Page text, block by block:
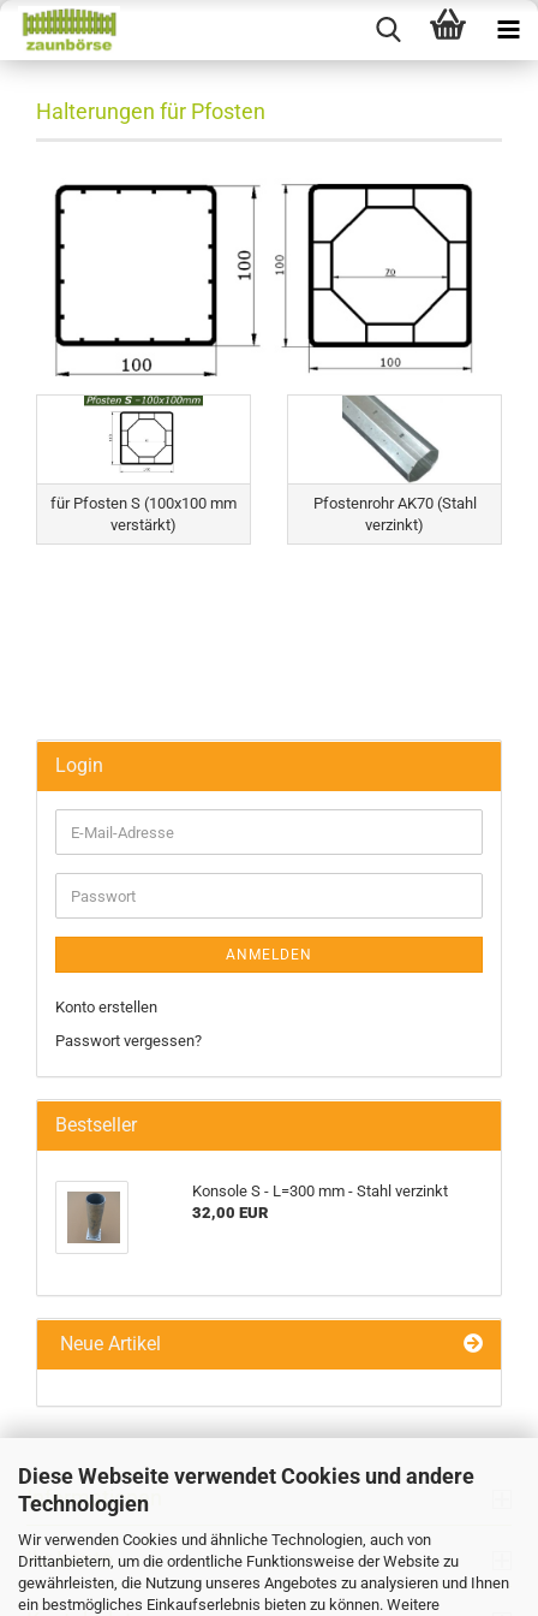
Diese Webseite verwendet Cookies und andere
Technologien
Wir verwenden Cookies und ähnliche Technologien, auch von
Drittanbietern, um die ordentliche Funktionsweise der Website zu
gewährleisten, die Nutzung unseres Angebotes zu analysieren und Ihnen
ein bestmögliches Einkaufserlebnis bieten zu können. Weitere
Halterungen für Pfosten
für Pfosten S (100x100 mm
verstärkt)
Pfostenrohr AK70 (Stahl
verzinkt)
Login
E-
Mail-
Adresse
Passwort
ANMELDEN
Konto erstellen
Passwort vergessen?
Bestseller
Konsole S - L=300 mm - Stahl verzinkt
32,00 EUR
Neue Artikel
Informationen
Ihr Konto